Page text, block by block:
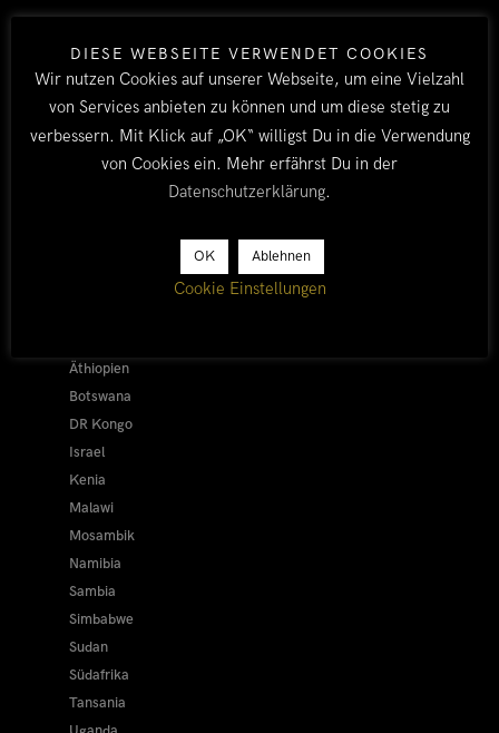
LÄNDER
Äthiopien
Botswana
DR Kongo
Israel
Kenia
Malawi
Mosambik
Namibia
Sambia
Simbabwe
Sudan
Südafrika
Tansania
DIESE WEBSEITE VERWENDET COOKIES
Wir nutzen Cookies auf unserer Webseite, um eine Vielzahl
von Services anbieten zu können und um diese stetig zu
verbessern. Mit Klick auf „OK“ willigst Du in die Verwendung
von Cookies ein. Mehr erfährst Du in der
Datenschutzerklärung.
OK Ablehnen
Cookie Einstellungen